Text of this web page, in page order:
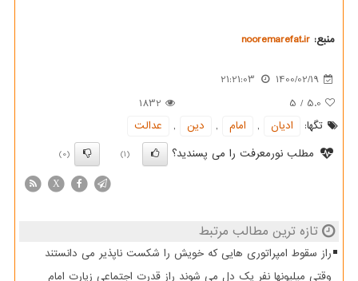
منبع: nooremarefat.ir
1400/02/19
21:21:03
5.0
/
5
1832
تگها:
ادیان , امام , دین ,
عدالت
مطلب نورمعرفت را می پسندید؟
(1)
(0)
X
تازه ترین مطالب مرتبط
راز سقوط امپراتوری هایی که خویش را شکست ناپذیر می دانستند
وقتی میلیونها نفر یک دل می شوند راز قدرت اجتماعی زیارت امام